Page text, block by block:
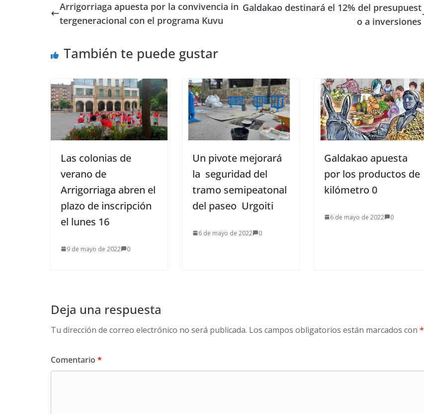
Arrigorriaga apuesta por la convivencia in
tergeneracional con el programa Kuvu
Galdakao destinará el 12% del presupuest
o a inversiones
También te puede gustar
Las colonias de
verano de
Arrigorriaga abren el
plazo de inscripción
el lunes 16
9 de mayo de 2022 0
Un pivote mejorará
la seguridad del
tramo semipeatonal
del paseo Urgoiti
6 de mayo de 2022 0
Galdakao apuesta
por los productos de
kilómetro 0
6 de mayo de 2022 0
Deja una respuesta
Tu dirección de correo electrónico no será publicada. Los campos obligatorios están marcados con *
Comentario *